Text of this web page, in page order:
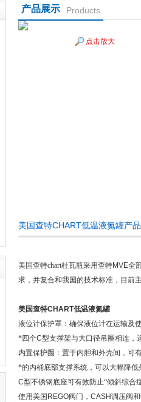
产品展示 Products
点击放大
美国查特CHART低温液氮罐产
美国查特chart杜瓦瓶采用查特MVE全
求，并复合和我国的技术标准，目前
美国查特CHART低温液氮罐
液位计保护罩：确保液位计在运输及
*四个C型支撑架与大口径吊圈相连，
内置保护圈：置于内胆和外壳间，可
*的内桶底部支撑系统，可以大幅降低
C型不锈钢底座可有效防止“倾斜综合
使用美国 REGO阀门， CASH调压阀和